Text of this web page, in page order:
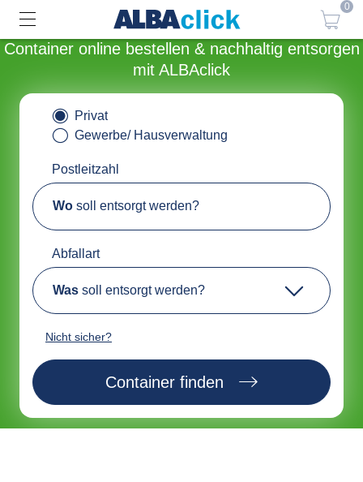
0
Container online bestellen & nachhaltig entsorgen
mit ALBAclick
Privat
Gewerbe/ Hausverwaltung
Postleitzahl
Wo soll entsorgt werden?
Abfallart
Was soll entsorgt werden?
Nicht sicher?
Container finden